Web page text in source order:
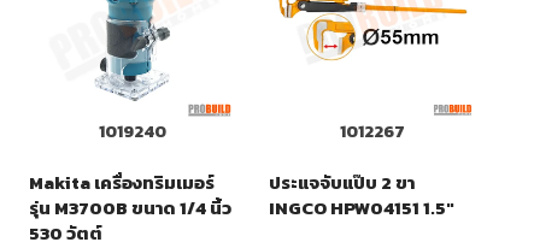
1019240
Makita เครื่องทริมเมอร์
รุ่น M3700B ขนาด 1/4 นิ้ว
530 วัตต์
1012267
ประแจจับแป๊บ 2 ขา
INGCO HPW04151 1.5"